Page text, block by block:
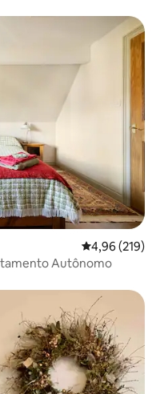
4,96 de uma
4,96 (219)
Autônomo